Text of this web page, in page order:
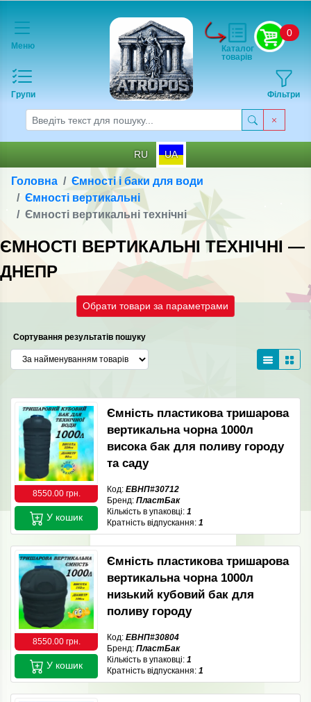
Меню
Групи
0
Фільтри
Каталог
товарів
RU UA
Головна
Ємності і баки для води
Ємності вертикальні
Ємності вертикальні технічні
ЄМНОСТІ ВЕРТИКАЛЬНІ ТЕХНІЧНІ —
ДНЕПР
Обрати товари за параметрами
Сортування результатів пошуку
8550.00 грн.
Ємність пластикова тришарова
вертикальна чорна 1000л
висока бак для поливу городу
та саду
Код: ЕВНП#30712
Бренд: ПластБак
Кількість в упаковці: 1
Кратність відпускання: 1
У кошик
8550.00 грн.
Ємність пластикова тришарова
вертикальна чорна 1000л
низький кубовий бак для
поливу городу
Код: ЕВНП#30804
Бренд: ПластБак
Кількість в упаковці: 1
Кратність відпускання: 1
У кошик